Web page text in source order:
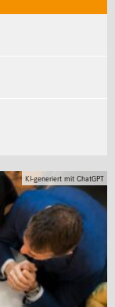
KI-generiert mit ChatGPT